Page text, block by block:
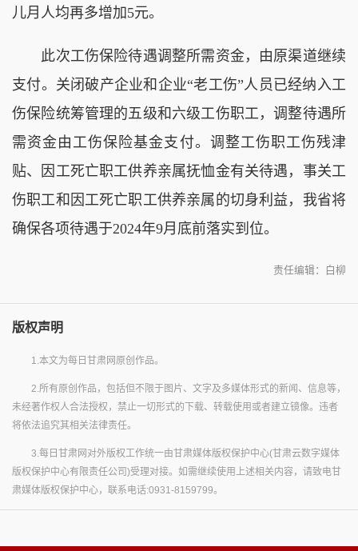
儿月人均再多增加5元。
此次工伤保险待遇调整所需资金，由原渠道继续
支付。关闭破产企业和企业“老工伤”人员已经纳入工
伤保险统筹管理的五级和六级工伤职工，调整待遇所
需资金由工伤保险基金支付。调整工伤职工伤残津
贴、因工死亡职工供养亲属抚恤金有关待遇，事关工
伤职工和因工死亡职工供养亲属的切身利益，我省将
确保各项待遇于2024年9月底前落实到位。
责任编辑：白柳
版权声明
1.本文为每日甘肃网原创作品。
2.所有原创作品，包括但不限于图片、文字及多媒体形式的新闻、信息等，
未经著作权人合法授权，禁止一切形式的下载、转载使用或者建立镜像。违者
将依法追究其相关法律责任。
3.每日甘肃网对外版权工作统一由甘肃媒体版权保护中心(甘肃云数字媒体
版权保护中心有限责任公司)受理对接。如需继续使用上述相关内容，请致电甘
肃媒体版权保护中心，联系电话:0931-8159799。